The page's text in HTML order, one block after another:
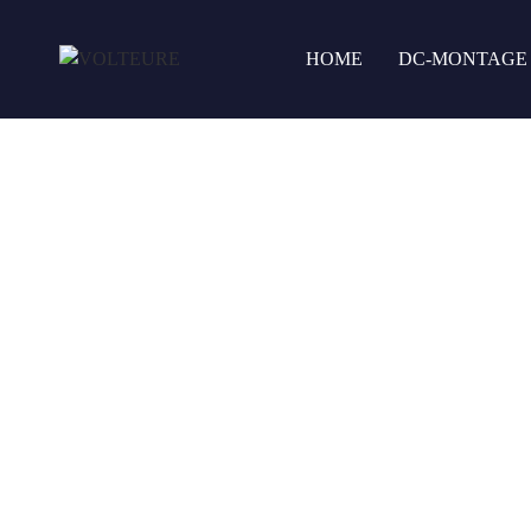
HOME DC-MONTAGE